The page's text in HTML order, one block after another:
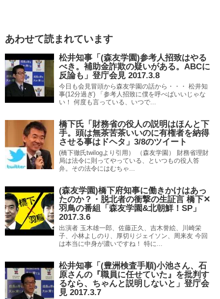
あわせて読まれています
松井知事「(森友学園)参考人招致はやる
べき。補助金詐欺の疑いがある。ABCに
反論も」登庁会見 2017.3.8
今日も会見冒頭から森友学園の話から・・・ 松井知
事(12分過ぎ) 「参考人招致に僕を呼べばいいじゃな
い！ 何度も言っている、いつで...
橋下氏「財務省の役人の説明はほんと下
手。頭は無茶苦茶いいのに有権者を納得
させる事はドヘタ」3/8のツイート
(橋下徹氏twilogより引用） （森友学園） 財務省理財
局は法令に則ってやっている、といつもの役人答
弁。その法令にはむちゃ...
(森友学園)橋下府知事に働きかけはあっ
たのか？・脱北者の衝撃の生証言 橋下✕
羽鳥の番組「森友学園&北朝鮮！SP」
2017.3.6
出演者 玉木雄一郎、佐藤正久、吉木誉絵、川崎栄
子、小林よしのり、厚切りジェイソン、周来友 今回
は本当に中身が濃いですね！ 特に...
松井知事「(豊洲検査手順)小池さん、石
原さんの『職員に任せていた』を批判す
るなら、ちゃんと説明しないと」登庁会
見 2017.3.7